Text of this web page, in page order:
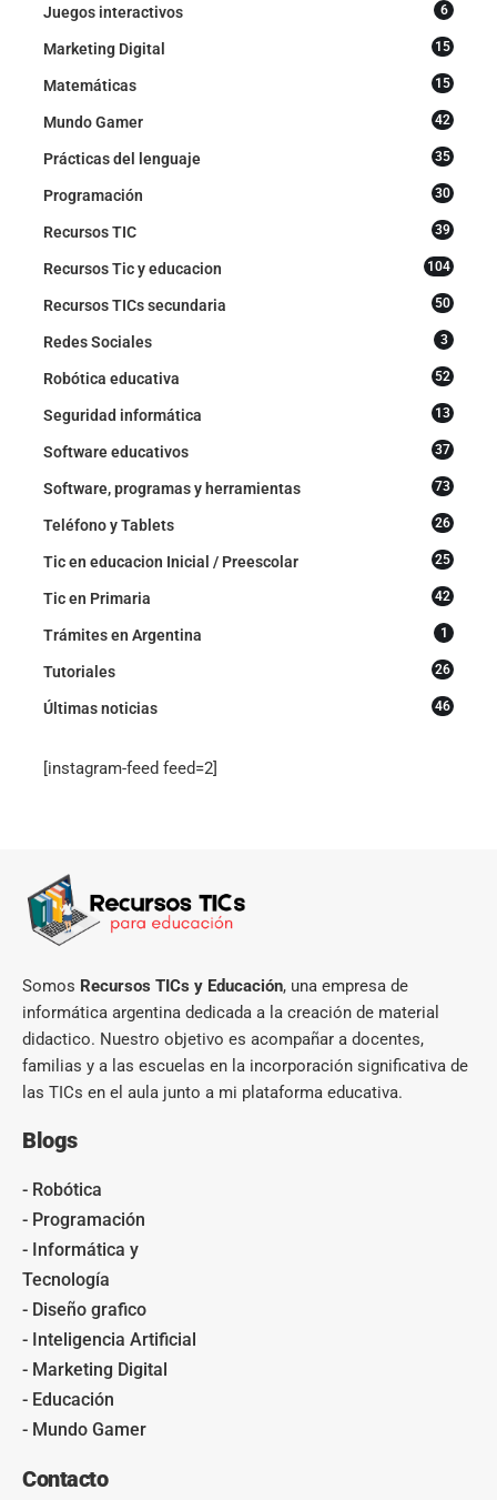
Juegos interactivos 6
Marketing Digital 15
Matemáticas 15
Mundo Gamer 42
Prácticas del lenguaje 35
Programación 30
Recursos TIC 39
Recursos Tic y educacion 104
Recursos TICs secundaria 50
Redes Sociales 3
Robótica educativa 52
Seguridad informática 13
Software educativos 37
Software, programas y herramientas 73
Teléfono y Tablets 26
Tic en educacion Inicial / Preescolar 25
Tic en Primaria 42
Trámites en Argentina 1
Tutoriales 26
Últimas noticias 46
[instagram-feed feed=2]
Somos Recursos TICs y Educación, una empresa de
informática argentina dedicada a la creación de material
didactico. Nuestro objetivo es acompañar a docentes,
familias y a las escuelas en la incorporación significativa de
las TICs en el aula junto a mi plataforma educativa.
Blogs
- Robótica
- Programación
- Informática y
Tecnología
- Diseño grafico
- Inteligencia Artificial
- Marketing Digital
- Educación
- Mundo Gamer
Contacto